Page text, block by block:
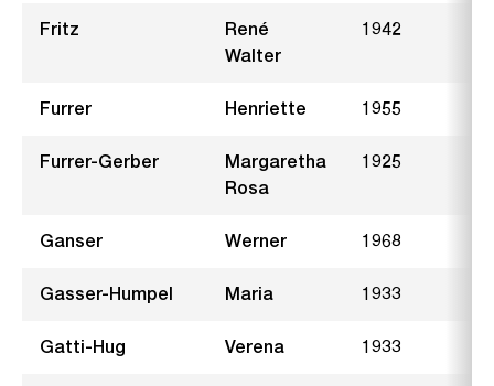
Fritz
René
Walter
1942
Furrer Henriette 1955
Furrer-Gerber
Margaretha
Rosa
1925
Ganser Werner 1968
Gasser-Humpel Maria 1933
Gatti-Hug Verena 1933